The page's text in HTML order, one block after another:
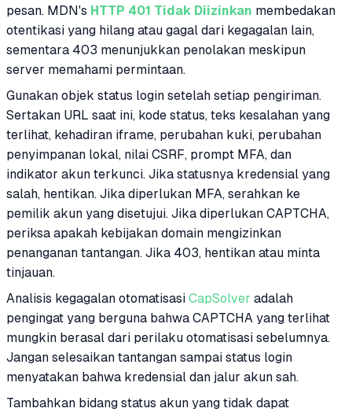
pesan. MDN's HTTP 401 Tidak Diizinkan membedakan
otentikasi yang hilang atau gagal dari kegagalan lain,
sementara 403 menunjukkan penolakan meskipun
server memahami permintaan.
Gunakan objek status login setelah setiap pengiriman.
Sertakan URL saat ini, kode status, teks kesalahan yang
terlihat, kehadiran iframe, perubahan kuki, perubahan
penyimpanan lokal, nilai CSRF, prompt MFA, dan
indikator akun terkunci. Jika statusnya kredensial yang
salah, hentikan. Jika diperlukan MFA, serahkan ke
pemilik akun yang disetujui. Jika diperlukan CAPTCHA,
periksa apakah kebijakan domain mengizinkan
penanganan tantangan. Jika 403, hentikan atau minta
tinjauan.
Analisis kegagalan otomatisasi CapSolver adalah
pengingat yang berguna bahwa CAPTCHA yang terlihat
mungkin berasal dari perilaku otomatisasi sebelumnya.
Jangan selesaikan tantangan sampai status login
menyatakan bahwa kredensial dan jalur akun sah.
Tambahkan bidang status akun yang tidak dapat